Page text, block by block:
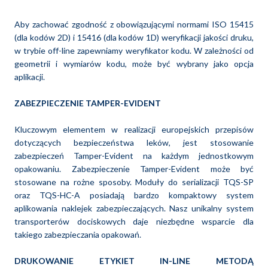
Aby zachować zgodność z obowiązującymi normami ISO 15415
(dla kodów 2D) i 15416 (dla kodów 1D) weryfikacji jakości druku,
w trybie off-line zapewniamy weryfikator kodu. W zależności od
geometrii i wymiarów kodu, może być wybrany jako opcja
aplikacji.
ZABEZPIECZENIE TAMPER-EVIDENT
Kluczowym elementem w realizacji europejskich przepisów
dotyczących bezpieczeństwa leków, jest stosowanie
zabezpieczeń Tamper-Evident na każdym jednostkowym
opakowaniu. Zabezpieczenie Tamper-Evident może być
stosowane na rożne sposoby. Moduły do serializacji TQS-SP
oraz TQS-HC-A posiadają bardzo kompaktowy system
aplikowania naklejek zabezpieczających. Nasz unikalny system
transporterów dociskowych daje niezbędne wsparcie dla
takiego zabezpieczania opakowań.
DRUKOWANIE ETYKIET IN-LINE METODĄ